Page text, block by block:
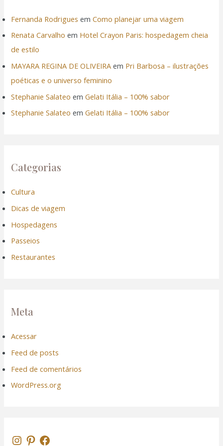
Fernanda Rodrigues emComo planejar uma viagem
Renata Carvalho em Hotel Crayon Paris: hospedagem cheia
de estilo
MAYARA REGINA DE OLIVEIRA em Pri Barbosa – ilustrações
poéticas e o universo feminino
Stephanie Salateo emGelati Itália – 100% sabor
Stephanie Salateo emGelati Itália – 100% sabor
Categorias
Cultura
Dicas de viagem
Hospedagens
Passeios
Restaurantes
Meta
Acessar
Feed de posts
Feed de comentários
WordPress.org